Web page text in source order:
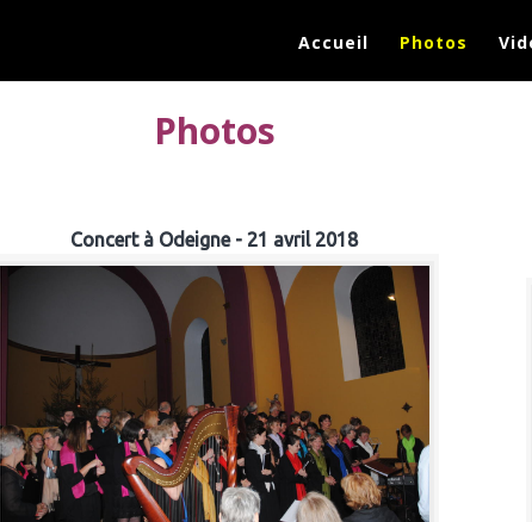
Accueil Photos
Photos
Concert à Odeigne - 21 avril 2018